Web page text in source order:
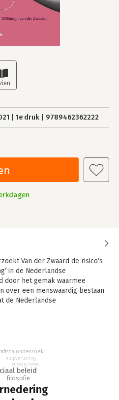
1e druk 9789462362222
Van der Zwaard de risico’s
in de Nederlandse
door het gemak waarmee
over een menswaardig bestaan
de Nederlandse
in gesprek, daarbij
Margalit en zijn verhaal over
onderzoek een kritisch
taak in de Nederlandse
analyseert zij de
beleid
filosofie
onderzoek
hulpverlening
bureaucratie